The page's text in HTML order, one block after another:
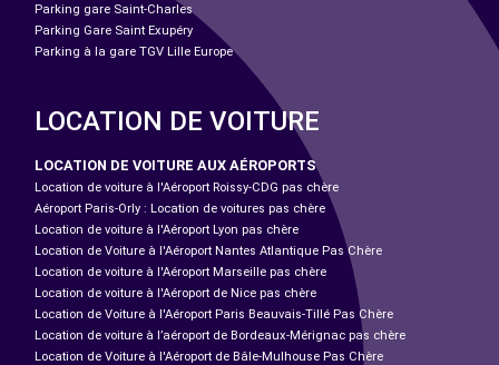
Parking gare Saint-Charles
Parking Gare Saint Exupéry
Parking à la gare TGV Lille Europe
LOCATION DE VOITURE
LOCATION DE VOITURE AUX AÉROPORTS
Location de voiture à l'Aéroport Roissy-CDG pas chère
Aéroport Paris-Orly : Location de voitures pas chère
Location de voiture à l'Aéroport Lyon pas chère
Location de Voiture à l'Aéroport Nantes Atlantique Pas Chère
Location de voiture à l'Aéroport Marseille pas chère
Location de voiture à l'Aéroport de Nice pas chère
Location de Voiture à l'Aéroport Paris Beauvais-Tillé Pas Chère
Location de voiture à l’aéroport de Bordeaux-Mérignac pas chère
Location de Voiture à l'Aéroport de Bâle-Mulhouse Pas Chère